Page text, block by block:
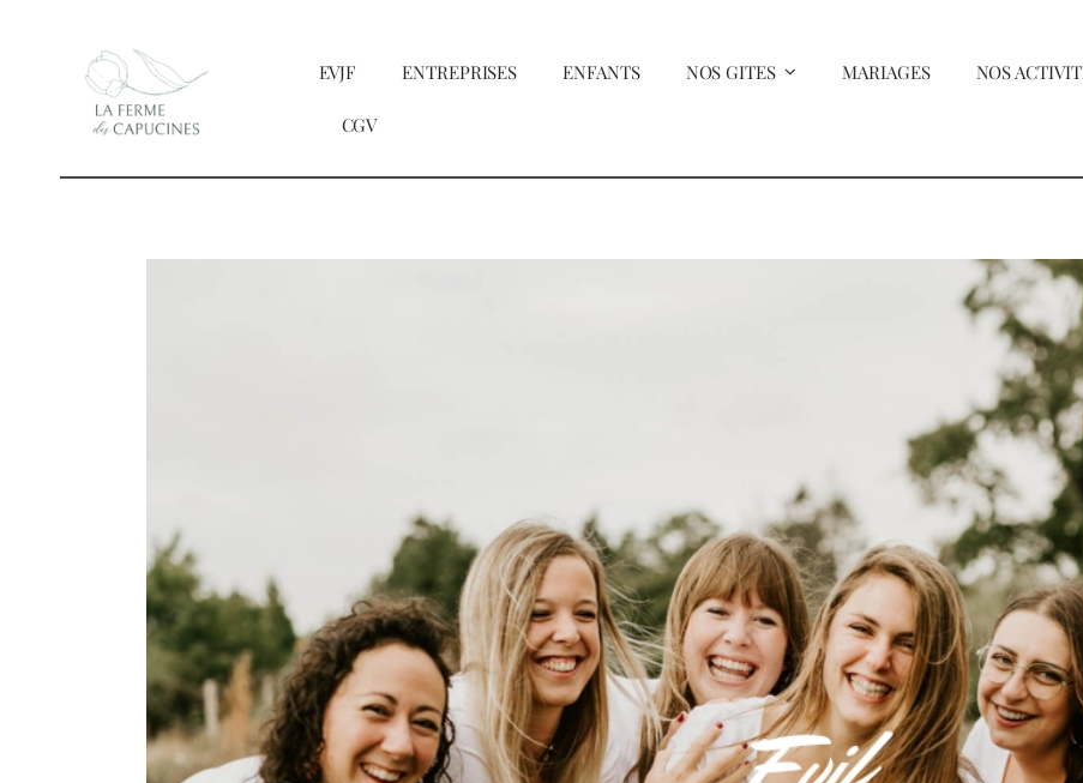
EVJF ENTREPRISES ENFANTS NOS GITES MARIAGES NOS
CGV